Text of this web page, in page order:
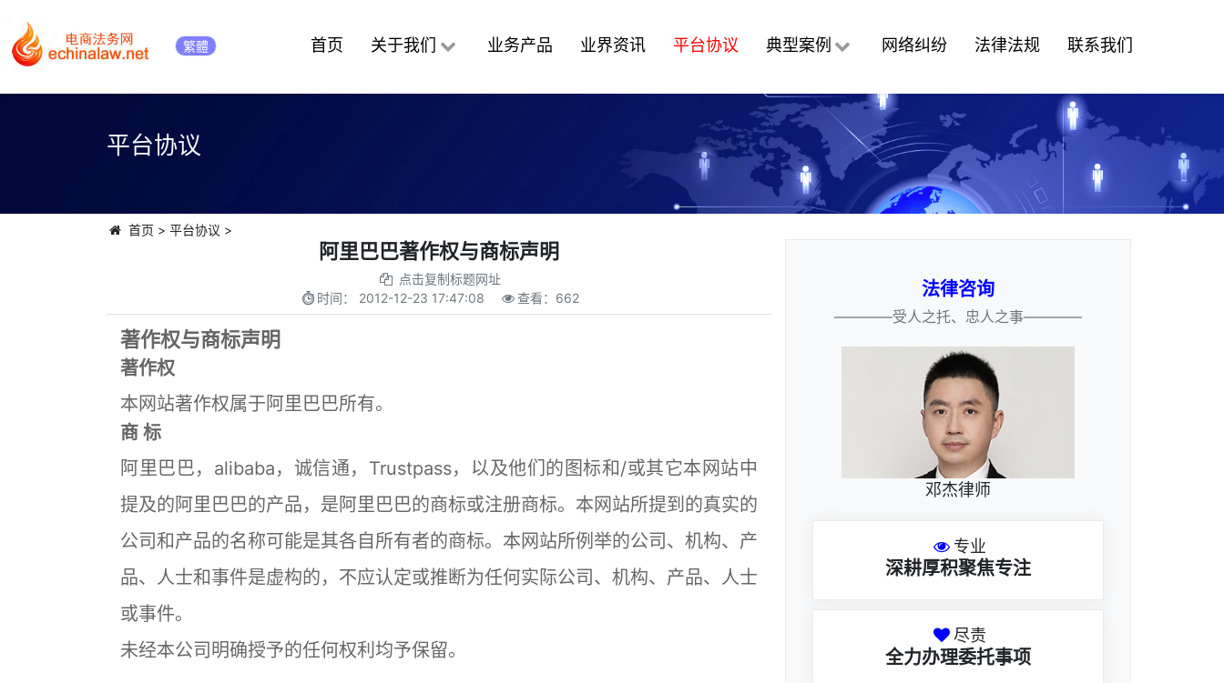
繁體 首页 关于我们 业务产品 业界资讯 平台协议 典型案例 网络纠纷 法律法规 联系我们
平台协议
首页 > 平台协议 >
阿里巴巴著作权与商标声明
点击复制标题网址
时间： 2012-12-23 17:47:08 查看： 662
著作权与商标声明
著作权
本网站著作权属于阿里巴巴所有。
商 标
阿里巴巴，alibaba，诚信通，Trustpass，以及他们的图标和/或其它本网站中
提及的阿里巴巴的产品，是阿里巴巴的商标或注册商标。本网站所提到的真实的
公司和产品的名称可能是其各自所有者的商标。本网站所例举的公司、机构、产
品、人士和事件是虚构的，不应认定或推断为任何实际公司、机构、产品、人士
或事件。
未经本公司明确授予的任何权利均予保留。
法律咨询
————受人之托、忠人之事————
邓杰律师
专业
深耕厚积聚焦专注
尽责
全力办理委托事项